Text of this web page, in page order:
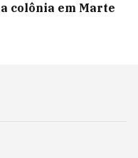
colônia em Marte